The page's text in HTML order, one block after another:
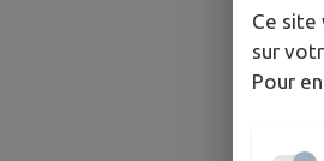
Ce site
sur
Pour